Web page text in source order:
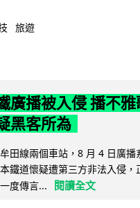
旅遊
廣播被入侵 播不雅
黑客所為
田線兩個車站，8 月 4 日廣播
鐵道懷疑遭第三方非法入侵，
度傳言...
閱讀全文